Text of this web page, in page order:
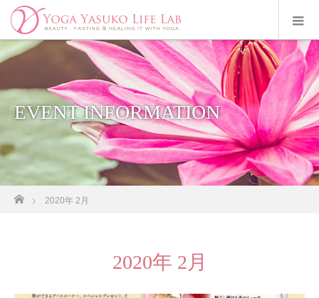
EVENT INFORMATION
2020年 2月
2020年 2月